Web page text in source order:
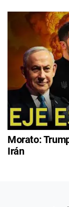
Morato:
Irán